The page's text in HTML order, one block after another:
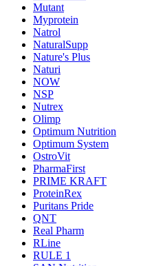
Mutant
Myprotein
Natrol
NaturalSupp
Nature's Plus
Naturi
NOW
NSP
Nutrex
Olimp
Optimum Nutrition
Optimum System
OstroVit
PharmaFirst
PRIME KRAFT
ProteinRex
Puritans Pride
QNT
Real Pharm
RLine
RULE 1